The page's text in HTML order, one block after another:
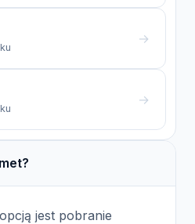
→
→
jest pobranie